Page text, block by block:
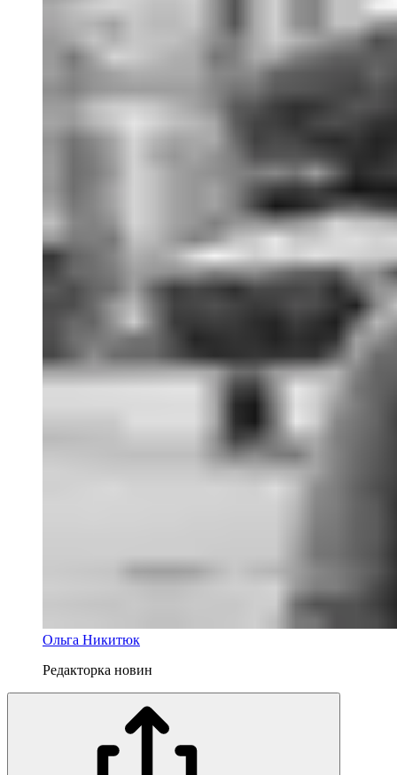
Ольга Никитюк
Редакторка новин